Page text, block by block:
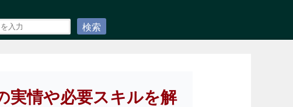
検索
実情や必要スキルを解